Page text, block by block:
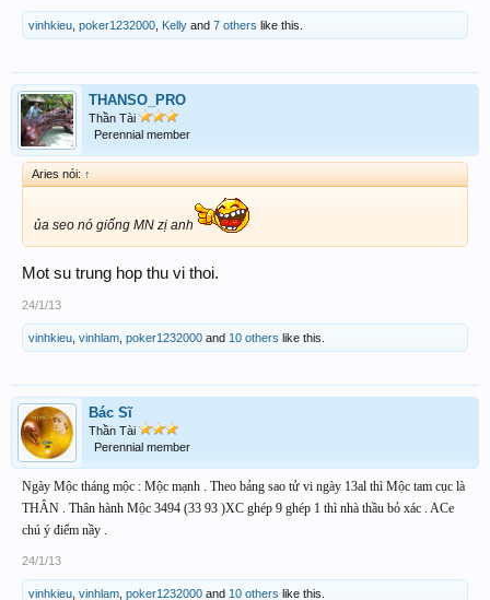
vinhkieu poker1232000 Kelly and 7 others like this.
THANSO_PRO
Thần Tài
Perennial member
Aries nói: ↑
ủa seo nó giống MN zị anh
Mot su trung hop thu vi thoi.
24/1/13
vinhkieu vinhlam poker1232000 and 10 others like this.
Bác Sĩ
Thần Tài
Perennial member
Ngày Mộc tháng mộc : Mộc mạnh . Theo bảng sao tử vi ngày 13al thì Mộc tam cục là
THÂN . Thân hành Mộc 3494 (33 93 )XC ghép 9 ghép 1 thì nhà thầu bỏ xác . ACe
chú ý điểm nầy .
24/1/13
vinhkieu vinhlam poker1232000 and 10 others like this.